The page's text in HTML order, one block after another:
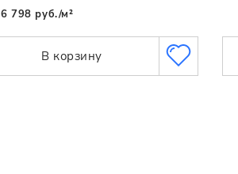
6 798 руб./м²
В корзину